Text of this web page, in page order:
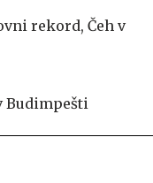
rekord, Čeh v
Budimpešti